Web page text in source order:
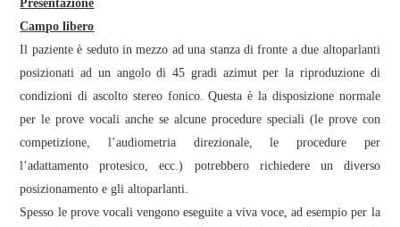
Presentazione
Campo libero
Il paziente è seduto in mezzo ad una stanza di fronte a due altoparlanti
posizionati ad un angolo di 45 gradi azimut per la riproduzione di
condizioni di ascolto stereo fonico. Questa è la disposizione normale
per le prove vocali anche se alcune procedure speciali (le prove con
competizione, l’audiometria direzionale, le procedure per
l’adattamento protesico, ecc.) potrebbero richiedere un diverso
posizionamento e gli altoparlanti.
Spesso le prove vocali vengono eseguite a viva voce, ad esempio per la